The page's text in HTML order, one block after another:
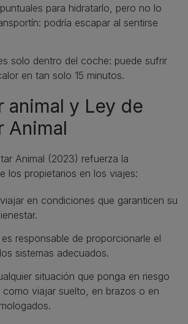
para hidratarlo, pero no lo
podría escapar al sentirse
solo dentro del coche: puede sufrir
en tan solo 15 minutos.
animal y Ley de
Animal
Animal (2023) refuerza la
los propietarios en los viajes:
en condiciones que garanticen su
responsable de proporcionarle el
sistemas adecuados.
situación que ponga en riesgo
como viajar suelto, en brazos o en